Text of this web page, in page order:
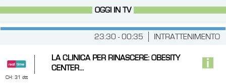
OGGI IN TV
INTRATTENIMENTO
23:30 - 00:35
CH: 31 dtt
LA CLINICA PER RINASCERE: OBESITY
CENTER...